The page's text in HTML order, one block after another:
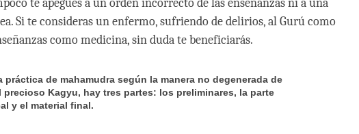
te apegues a un orden incorrecto de las enseñanzas ni a una
Si te consideras un enfermo, sufriendo de delirios, al Gurú como
como medicina, sin duda te beneficiarás.
práctica de mahamudra según la manera no degenerada de
Kagyu, hay tres partes: los preliminares, la parte
y el material final.